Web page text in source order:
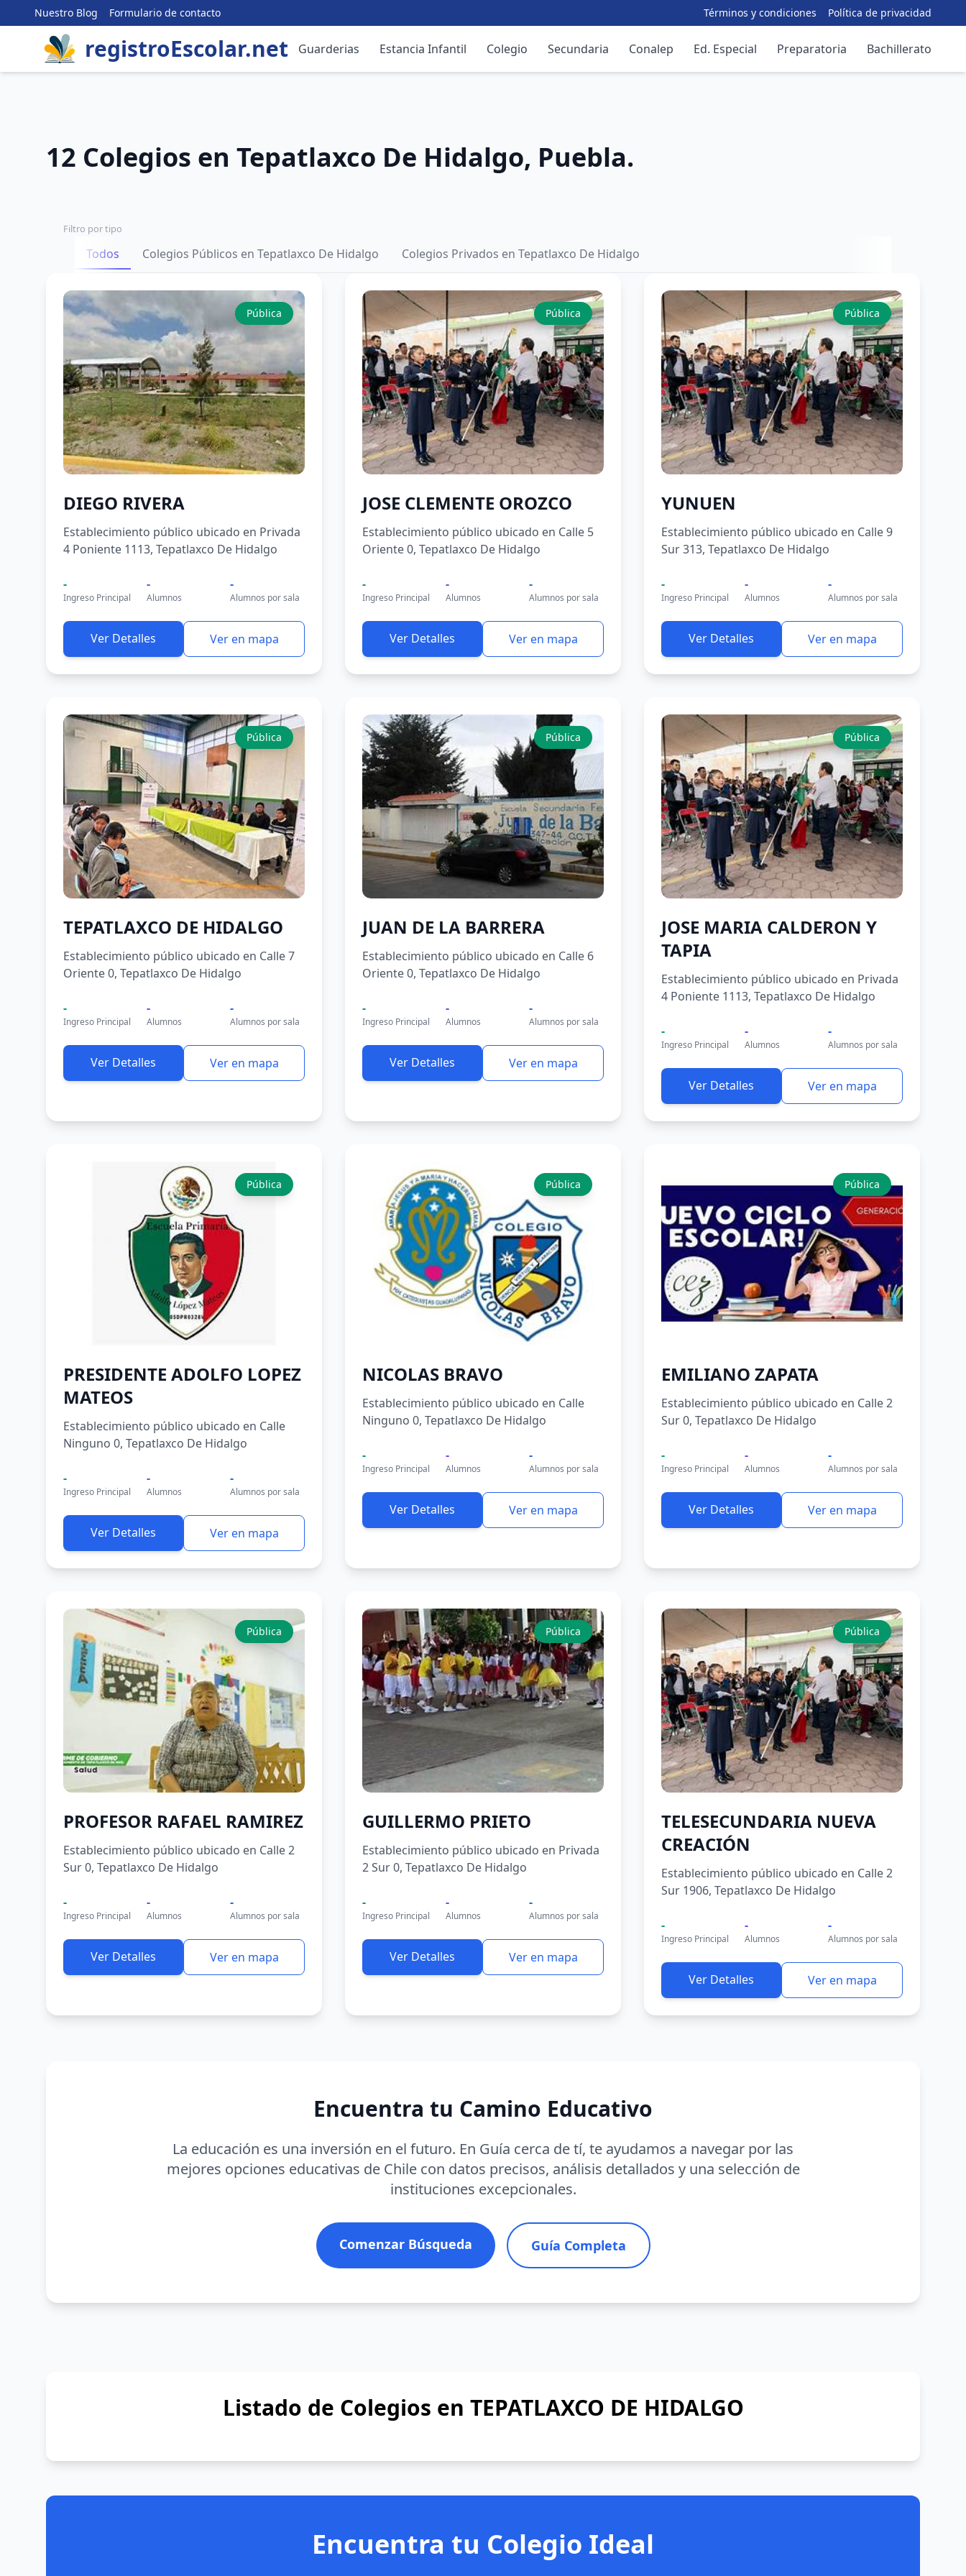
Nuestro Blog Formulario de contacto Términos y condiciones Política de privacidad
registroEscolar.net Guarderias Estancia Infantil Colegio Secundaria Conalep Ed. Especial Preparatoria Bachillerato
12 Colegios en Tepatlaxco De Hidalgo, Puebla.
Filtro por tipo
Todos Colegios Públicos en Tepatlaxco De Hidalgo Colegios Privados en Tepatlaxco De Hidalgo
Pública
DIEGO RIVERA
Establecimiento público ubicado en Privada
4 Poniente 1113, Tepatlaxco De Hidalgo
-
Ingreso Principal
-
Alumnos
-
Alumnos por sala
Ver Detalles Ver en mapa
Pública
JOSE CLEMENTE OROZCO
Establecimiento público ubicado en Calle 5
Oriente 0, Tepatlaxco De Hidalgo
-
Ingreso Principal
-
Alumnos
-
Alumnos por sala
Ver Detalles Ver en mapa
Pública
YUNUEN
Establecimiento público ubicado en Calle 9
Sur 313, Tepatlaxco De Hidalgo
-
Ingreso Principal
-
Alumnos
-
Alumnos por sala
Ver Detalles Ver en mapa
Pública
TEPATLAXCO DE HIDALGO
Establecimiento público ubicado en Calle 7
Oriente 0, Tepatlaxco De Hidalgo
-
Ingreso Principal
-
Alumnos
-
Alumnos por sala
Ver Detalles Ver en mapa
Pública
JUAN DE LA BARRERA
Establecimiento público ubicado en Calle 6
Oriente 0, Tepatlaxco De Hidalgo
-
Ingreso Principal
-
Alumnos
-
Alumnos por sala
Ver Detalles Ver en mapa
Pública
JOSE MARIA CALDERON Y
TAPIA
Establecimiento público ubicado en Privada
4 Poniente 1113, Tepatlaxco De Hidalgo
-
Ingreso Principal
-
Alumnos
-
Alumnos por sala
Ver Detalles Ver en mapa
Pública
PRESIDENTE ADOLFO LOPEZ
MATEOS
Establecimiento público ubicado en Calle
Ninguno 0, Tepatlaxco De Hidalgo
-
Ingreso Principal
-
Alumnos
-
Alumnos por sala
Ver Detalles Ver en mapa
Pública
NICOLAS BRAVO
Establecimiento público ubicado en Calle
Ninguno 0, Tepatlaxco De Hidalgo
-
Ingreso Principal
-
Alumnos
-
Alumnos por sala
Ver Detalles Ver en mapa
Pública
EMILIANO ZAPATA
Establecimiento público ubicado en Calle 2
Sur 0, Tepatlaxco De Hidalgo
-
Ingreso Principal
-
Alumnos
-
Alumnos por sala
Ver Detalles Ver en mapa
Pública
PROFESOR RAFAEL RAMIREZ
Establecimiento público ubicado en Calle 2
Sur 0, Tepatlaxco De Hidalgo
-
Ingreso Principal
-
Alumnos
-
Alumnos por sala
Ver Detalles Ver en mapa
Pública
GUILLERMO PRIETO
Establecimiento público ubicado en Privada
2 Sur 0, Tepatlaxco De Hidalgo
-
Ingreso Principal
-
Alumnos
-
Alumnos por sala
Ver Detalles Ver en mapa
Pública
TELESECUNDARIA NUEVA
CREACIÓN
Establecimiento público ubicado en Calle 2
Sur 1906, Tepatlaxco De Hidalgo
-
Ingreso Principal
-
Alumnos
-
Alumnos por sala
Ver Detalles Ver en mapa
Encuentra tu Camino Educativo
La educación es una inversión en el futuro. En Guía cerca de tí, te ayudamos a navegar por las
mejores opciones educativas de Chile con datos precisos, análisis detallados y una selección de
instituciones excepcionales.
Comenzar Búsqueda Guía Completa
Listado de Colegios en TEPATLAXCO DE HIDALGO
Encuentra tu Colegio Ideal